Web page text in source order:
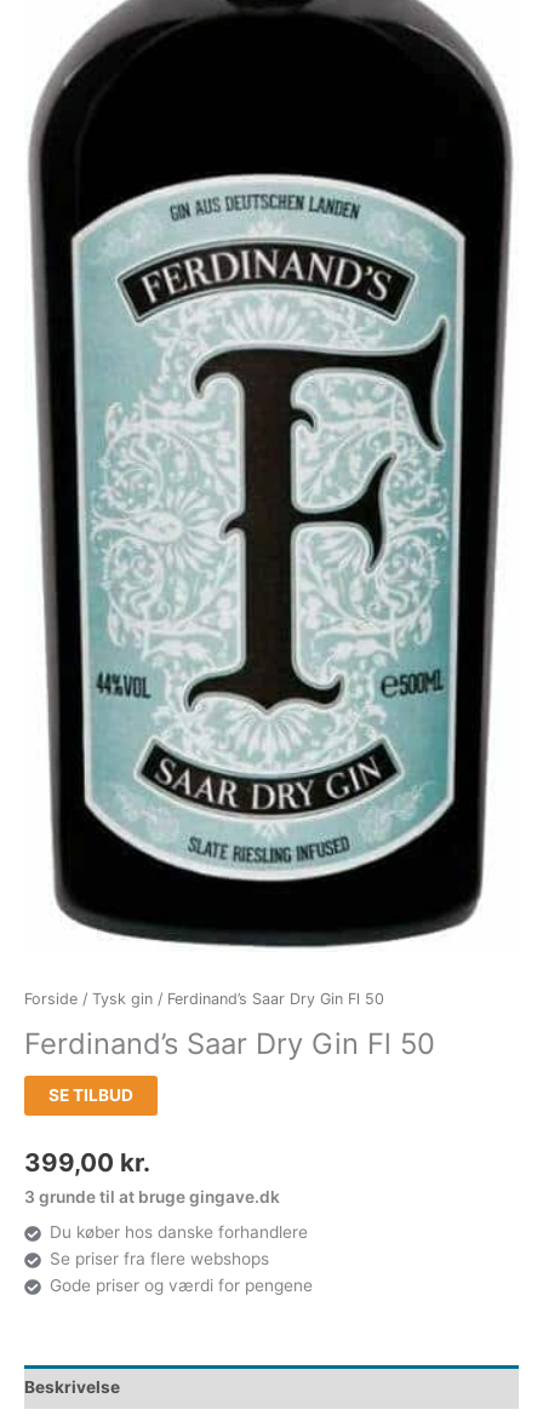
Forside / Tysk gin / Ferdinand’s Saar Dry Gin Fl 50
Ferdinand’s Saar Dry Gin Fl 50
SE TILBUD
399,00 kr.
3 grunde til at bruge gingave.dk
Du køber hos danske forhandlere
Se priser fra flere webshops
Gode priser og værdi for pengene
Beskrivelse